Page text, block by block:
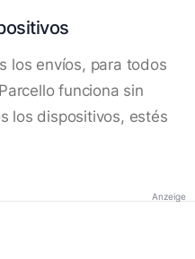
los envíos, para todos
funciona sin
los dispositivos, estés
Anzeige